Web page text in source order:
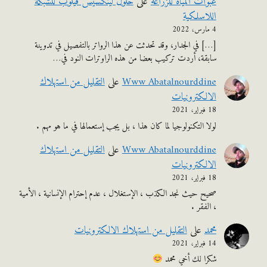
اللاسلكية
[…] في الجدار، وقد تحدثت عن هذا الرواتر بالتفصيل في تدوينة
سابقة، أردت تركيب بعضا من هذه الراوترات النود في…
Www Abatalnourddineعلىالتقليل من استهلاك
الالكترونيات
لولا التكنولوجيا لما كان هذا ، بل يجب إستعمالها في ما هو مهم .
Www Abatalnourddineعلىالتقليل من استهلاك
الالكترونيات
صحيح حيث نجد الكذب ، الإستغلال ، عدم إحترام الإنسانية ، الأمية
محمدعلى التقليل من استهلاك الالكترونيات
14 فبراير، 2021
شكرا لك أخي محمد